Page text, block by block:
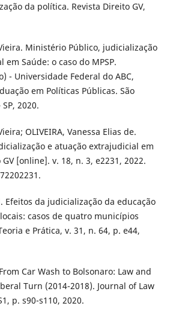
da política. Revista Direito GV,
Vieira. Ministério Público, judicialização
Saúde: o caso do MPSP.
- Universidade Federal do ABC,
em Políticas Públicas. São
2020.
OLIVEIRA, Vanessa Elias de.
e atuação extrajudicial em
[online]. v. 18, n. 3, e2231, 2022.
Efeitos da judicialização da educação
casos de quatro municípios
e Prática, v. 31, n. 64, p. e44,
Car Wash to Bolsonaro: Law and
Turn (2014-2018). Journal of Law
p. s90-s110, 2020.